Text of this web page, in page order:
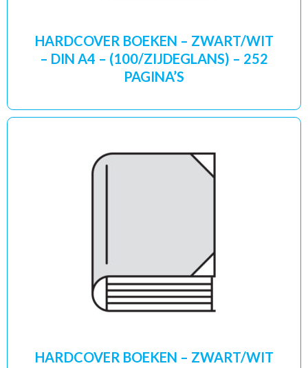
HARDCOVER BOEKEN – ZWART/WIT
– DIN A4 – (100/ZIJDEGLANS) – 252
PAGINA’S
HARDCOVER BOEKEN – ZWART/WIT